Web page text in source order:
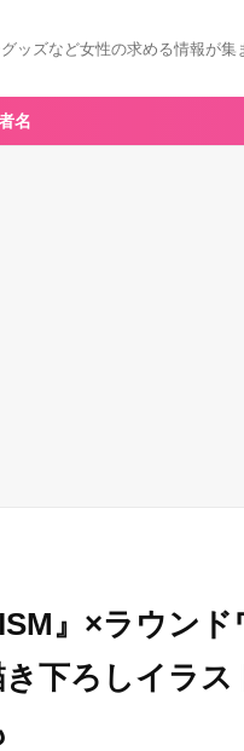
ッズなど女性の求める情報が集
名
』×ラウン
き下ろしイラ